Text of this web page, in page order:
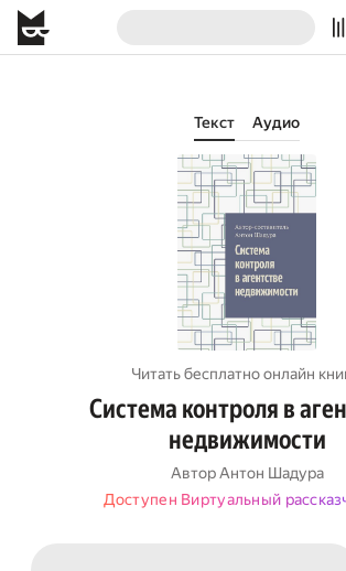
Текст Аудио
Читать бесплатно онлайн
Система контроля в
недвижимости
Автор Антон Шадура
Доступен Виртуальный